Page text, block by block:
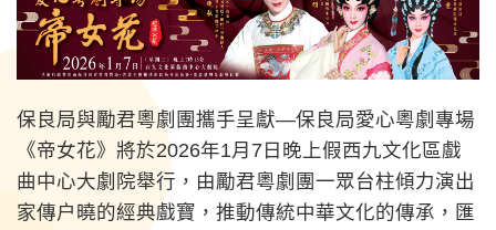
保良局與勵君粵劇團攜手呈獻—保良局愛心粵劇專場
《帝女花》將於2026年1月7日晚上假西九文化區戲
曲中心大劇院舉行，由勵君粵劇團一眾台柱傾力演出
家傳户曉的經典戲寶，推動傳統中華文化的傳承，匯